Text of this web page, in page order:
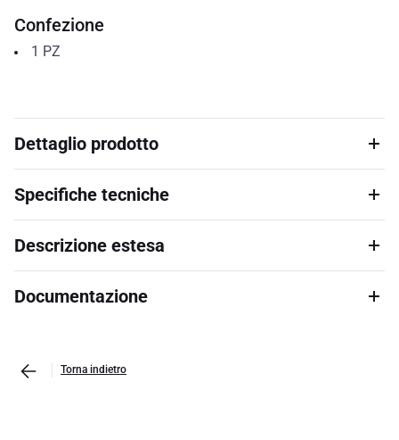
Confezione
1 PZ
Dettaglio prodotto
Specifiche tecniche
Descrizione estesa
Documentazione
Torna indietro